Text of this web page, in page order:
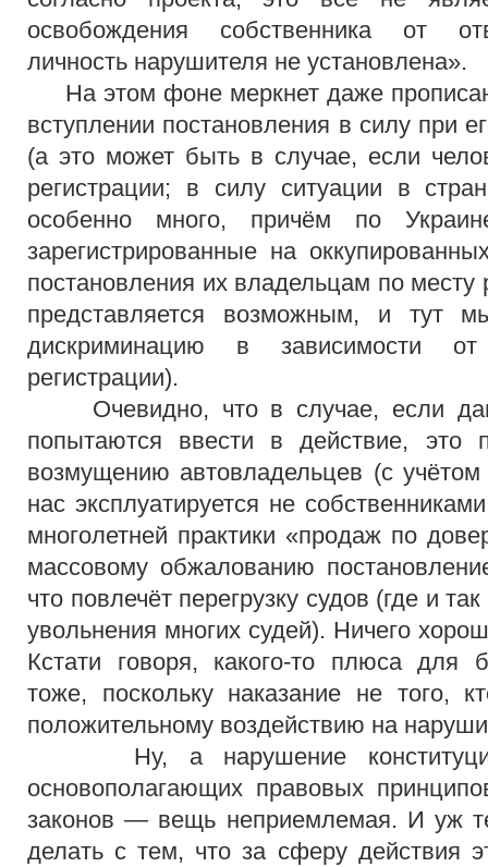
освобождения собственника от
личность нарушителя не установлена».
На этом фоне меркнет даже
вступлении постановления в силу при
(а это может быть в случае, если
регистрации; в силу ситуации в
особенно много, причём по
зарегистрированные на
постановления их владельцам по месту
представляется возможным, и тут
дискриминацию в зависимости
регистрации).
Очевидно, что в случае, если
попытаются ввести в действие, это
возмущению автовладельцев (с
нас эксплуатируется не
многолетней практики «продаж по
массовому обжалованию
что повлечёт перегрузку судов (где и
увольнения многих судей). Ничего
Кстати говоря, какого-то плюса для
тоже, поскольку наказание не того,
положительному воздействию на
Ну, а нарушение
основополагающих правовых
законов — вещь неприемлемая. И уж
делать с тем, что за сферу действия